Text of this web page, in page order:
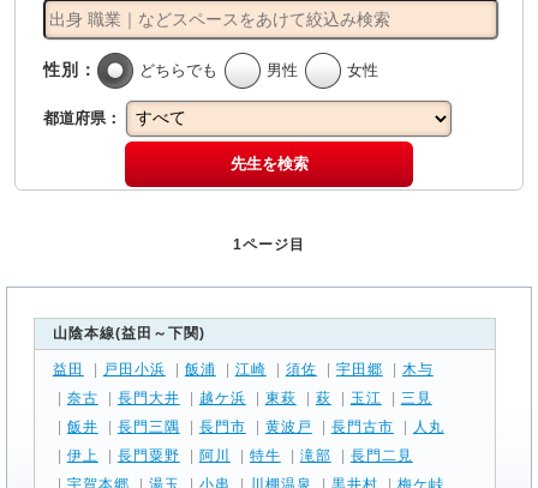
性別： どちらでも 男性 女性
都道府県：
先生を検索
1ページ目
山陰本線(益田～下関)
益田 戸田小浜 飯浦 江崎 須佐 宇田郷
木与
奈古 長門大井 越ケ浜 東萩 萩 玉江
三見
飯井 長門三隅 長門市 黄波戸 長門古市
人丸
伊上 長門粟野 阿川 特牛 滝部
長門二見
宇賀本郷 湯玉 小串 川棚温泉 黒井村
梅ケ峠